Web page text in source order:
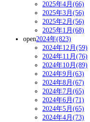
2025年4月(66)
2025年3月(56)
2025年2月(56)
2025年1月(68)
open2024年(823)
2024年12月(59)
2024年11月(76)
2024年10月(89)
2024年9月(63)
2024年8月(67)
2024年7月(65)
2024年6月(71)
2024年5月(65)
2024年4月(73)